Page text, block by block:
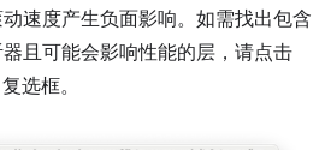
速度产生负面影响。如需找出包含
且可能会影响性能的层，请点击
选框。